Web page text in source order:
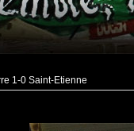
1-0 Saint-Etienne